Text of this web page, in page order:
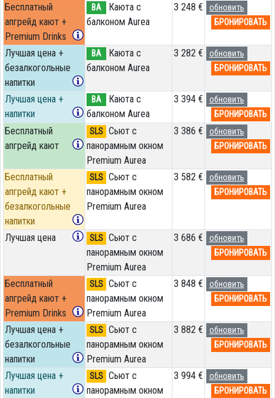
Бесплатный
апгрейд кают +
Premium Drinks
BA
Каюта с
балконом Aurea
3 248 €
обновить
БРОНИРОВАТЬ
Лучшая цена +
безалкогольные
напитки
BA
Каюта с
балконом Aurea
3 282 €
обновить
БРОНИРОВАТЬ
Лучшая цена +
напитки
BA
Каюта с
балконом Aurea
3 394 €
обновить
БРОНИРОВАТЬ
Бесплатный
апгрейд кают
SLS Сьют с
панорамным окном
Premium Aurea
3 386 €
обновить
БРОНИРОВАТЬ
Бесплатный
апгрейд кают +
безалкогольные
напитки
SLS Сьют с
панорамным окном
Premium Aurea
3 582 €
обновить
БРОНИРОВАТЬ
Лучшая цена SLS Сьют с
панорамным окном
Premium Aurea
3 686 €
обновить
БРОНИРОВАТЬ
Бесплатный
апгрейд кают +
Premium Drinks
SLS Сьют с
панорамным окном
Premium Aurea
3 848 €
обновить
БРОНИРОВАТЬ
Лучшая цена +
безалкогольные
напитки
SLS Сьют с
панорамным окном
Premium Aurea
3 882 €
обновить
БРОНИРОВАТЬ
Лучшая цена +
напитки
SLS Сьют с
панорамным окном
3 994 €
обновить
БРОНИРОВАТЬ